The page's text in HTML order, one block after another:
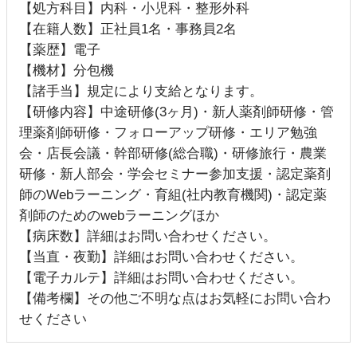
【処方科目】内科・小児科・整形外科
【在籍人数】正社員1名・事務員2名
【薬歴】電子
【機材】分包機
【諸手当】規定により支給となります。
【研修内容】中途研修(3ヶ月)・新人薬剤師研修・管
理薬剤師研修・フォローアップ研修・エリア勉強
会・店長会議・幹部研修(総合職)・研修旅行・農業
研修・新人部会・学会セミナー参加支援・認定薬剤
師のWebラーニング・育組(社内教育機関)・認定薬
剤師のためのwebラーニングほか
【病床数】詳細はお問い合わせください。
【当直・夜勤】詳細はお問い合わせください。
【電子カルテ】詳細はお問い合わせください。
【備考欄】その他ご不明な点はお気軽にお問い合わ
せください